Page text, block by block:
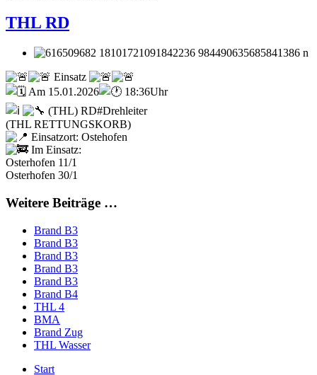
THL RD
Einsatz
Am 15.01.2026
18:36Uhr
(THL) RD#Drehleiter
(THL RETTUNGSKORB)
Einsatzort: Ostehofen
Im Einsatz:
Osterhofen 11/1
Osterhofen 30/1
Weitere Beiträge …
Brand B3
Brand B3
Brand B3
Brand B3
Brand B3
Brand B4
THL 4
BMA
Brand Zug
THL Wasser
Start